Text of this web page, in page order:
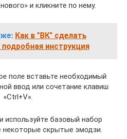
и кликните по нему.
Как в "ВК" сделать
инструкция
поле вставьте необходимый
ввод или сочетание клавиш
«Ctrl+V».
используйте базовый набор
некоторые скрытые эмодзи.